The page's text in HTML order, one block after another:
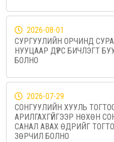
2026-08-01
СУРГУУЛИЙН ОРЧИНД
НУУЦААР ДҮРС БИЧЛЭГТ
БОЛНО
2026-07-29
СОНГУУЛИЙН ХУУЛЬ
АРИЛГАХГҮЙГЭЭР НӨХӨН
САНАЛ АВАХ ӨДРИЙГ
ЗӨРЧИЛ БОЛНО